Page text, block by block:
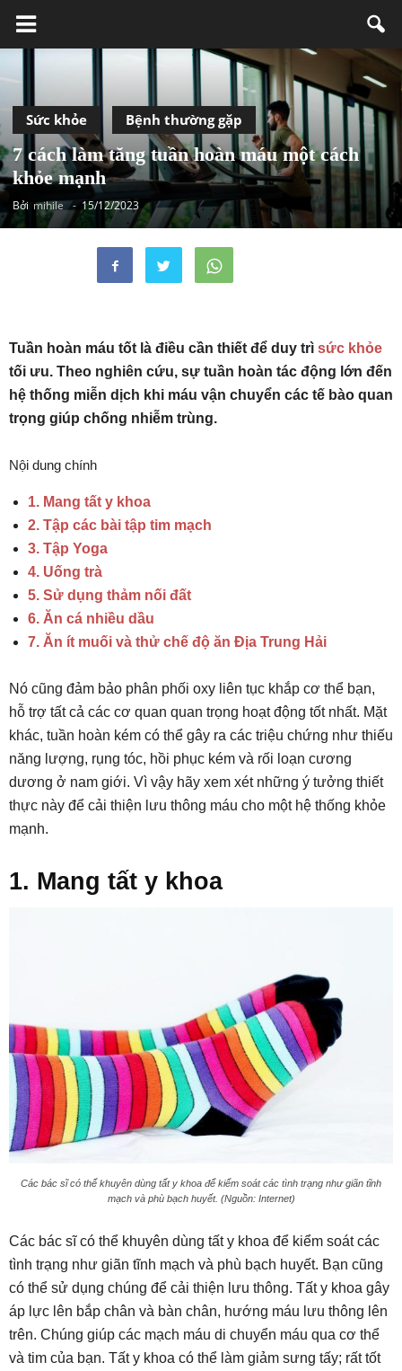
Sức khỏe Bệnh thường gặp
7 cách làm tăng tuần hoàn máu một cách
khỏe mạnh
Bởi mihile - 15/12/2023
Tuần hoàn máu tốt là điều cần thiết để duy trì sức khỏe
tối ưu. Theo nghiên cứu, sự tuần hoàn tác động lớn đến
hệ thống miễn dịch khi máu vận chuyển các tế bào quan
trọng giúp chống nhiễm trùng.
Nội dung chính
1. Mang tất y khoa
2. Tập các bài tập tim mạch
3. Tập Yoga
4. Uống trà
5. Sử dụng thảm nối đất
6. Ăn cá nhiều dầu
7. Ăn ít muối và thử chế độ ăn Địa Trung Hải
Nó cũng đảm bảo phân phối oxy liên tục khắp cơ thể bạn,
hỗ trợ tất cả các cơ quan quan trọng hoạt động tốt nhất. Mặt
khác, tuần hoàn kém có thể gây ra các triệu chứng như thiếu
năng lượng, rụng tóc, hồi phục kém và rối loạn cương
dương ở nam giới. Vì vậy hãy xem xét những ý tưởng thiết
thực này để cải thiện lưu thông máu cho một hệ thống khỏe
mạnh.
1. Mang tất y khoa
Các bác sĩ có thể khuyên dùng tất y khoa để kiểm soát các tình trạng như giãn tĩnh
mạch và phù bạch huyết. (Nguồn: Internet)
Các bác sĩ có thể khuyên dùng tất y khoa để kiểm soát các
tình trạng như giãn tĩnh mạch và phù bạch huyết. Bạn cũng
có thể sử dụng chúng để cải thiện lưu thông. Tất y khoa gây
áp lực lên bắp chân và bàn chân, hướng máu lưu thông lên
trên. Chúng giúp các mạch máu di chuyển máu qua cơ thể
và tim của bạn. Tất y khoa có thể làm giảm sưng tấy; rất tốt